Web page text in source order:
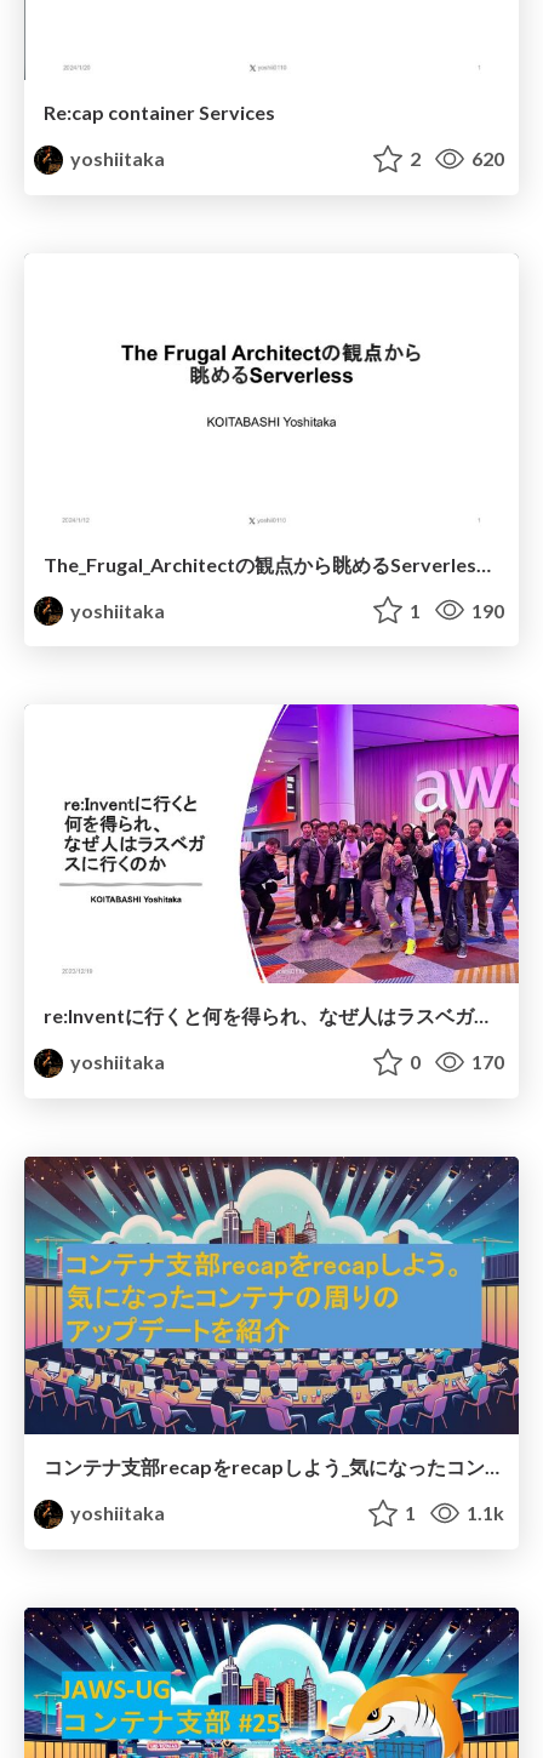
Re:cap container Services
yoshiitaka
2 620
yoshiitaka
1 190
re:Inventに行くと何を得られ、 なぜ人はラスベガスに行くのか
yoshiitaka
0 170
コンテナ支部recapをrecapしよう_気になったコンテナの周りのアップデートを紹介.pdf
yoshiitaka
1 1.1k